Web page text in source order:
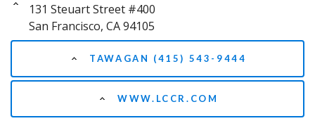
131 Steuart Street #400
San Francisco, CA 94105
TAWAGAN (415) 543-9444
WWW.LCCR.COM